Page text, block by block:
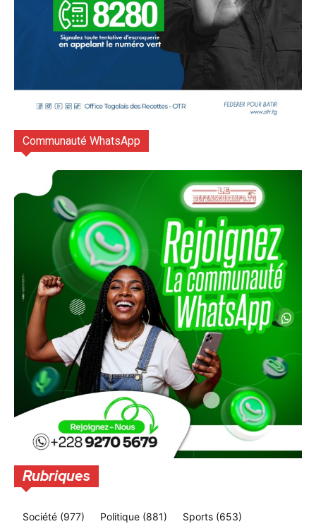
Communauté WhatsApp
Rubriques
Société (977) Politique (881) Sports (653)